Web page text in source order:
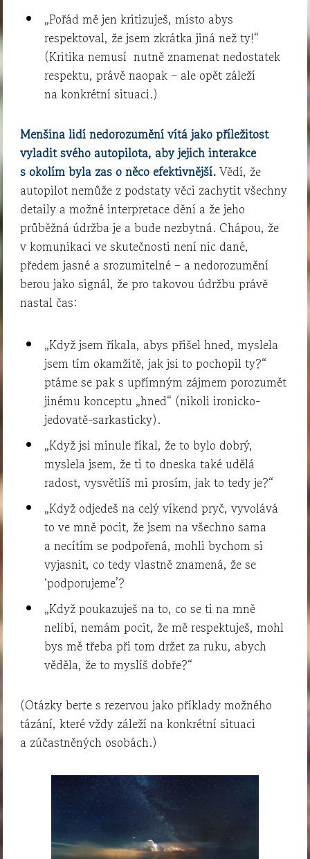
„Pořád mě jen kritizuješ, místo abys
respektoval, že jsem zkrátka jiná než ty!“
(Kritika nemusí nutně znamenat nedostatek
respektu, právě naopak – ale opět záleží
na konkrétní situaci.)
Menšina lidí nedorozumění vítá jako příležitost
vyladit svého autopilota, aby jejich interakce
s okolím byla zas o něco efektivnější. Vědí, že
autopilot nemůže z podstaty věci zachytit všechny
detaily a možné interpretace dění a že jeho
průběžná údržba je a bude nezbytná. Chápou, že
v komunikaci ve skutečnosti není nic dané,
předem jasné a srozumitelné – a nedorozumění
berou jako signál, že pro takovou údržbu právě
nastal čas:
„Když jsem říkala, abys přišel hned, myslela
jsem tím okamžitě, jak jsi to pochopil ty?“
ptáme se pak s upřímným zájmem porozumět
jinému konceptu „hned“ (nikoli ironicko-
jedovatě-sarkasticky).
„Když jsi minule říkal, že to bylo dobrý,
myslela jsem, že ti to dneska také udělá
radost, vysvětlíš mi prosím, jak to tedy je?“
„Když odjedeš na celý víkend pryč, vyvolává
to ve mně pocit, že jsem na všechno sama
a necítím se podpořená, mohli bychom si
vyjasnit, co tedy vlastně znamená, že se
‘podporujeme’?
„Když poukazuješ na to, co se ti na mně
nelíbí, nemám pocit, že mě respektuješ, mohl
bys mě třeba při tom držet za ruku, abych
věděla, že to myslíš dobře?“
(Otázky berte s rezervou jako příklady možného
tázání, které vždy záleží na konkrétní situaci
a zúčastněných osobách.)